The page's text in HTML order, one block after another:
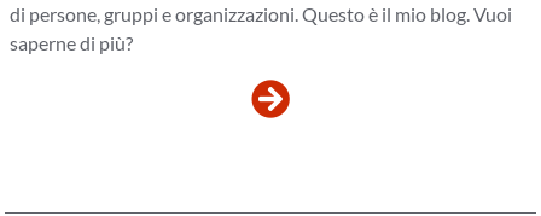
di persone, gruppi e organizzazioni. Questo è il mio blog. Vuoi
saperne di più?